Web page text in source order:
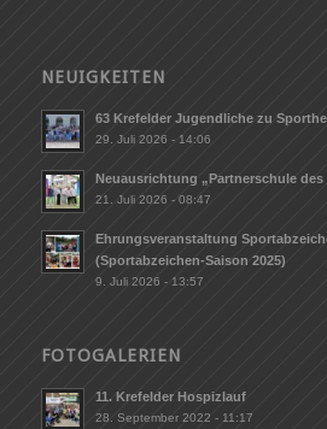
NEUIGKEITEN
63 Krefelder Jugendliche zu
29. Juli 2026 - 14:06
Neuausrichtung „Partnerschule
21. Juli 2026 - 08:47
Ehrungsveranstaltung
(Sportabzeichen-Saison 2025)
9. Juli 2026 - 13:57
FOTOGALERIEN
11. Krefelder Hospizlauf
28. September 2022 - 11:17